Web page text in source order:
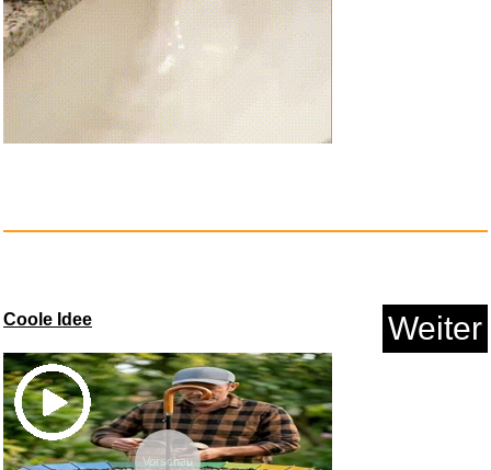
Traumwelten-Zimmermann
Persona...
Die Ehefrau - Was hat sie zu v...
Coole Idee Weiter
Vorschau